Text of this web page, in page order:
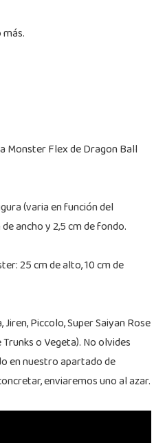
Monster Flex de Dragon Ball
(varia en función del
ancho y 2,5 cm de fondo.
25 cm de alto, 10 cm de
Piccolo, Super Saiyan Rose
o Vegeta). No olvides
en nuestro apartado de
enviaremos uno al azar.